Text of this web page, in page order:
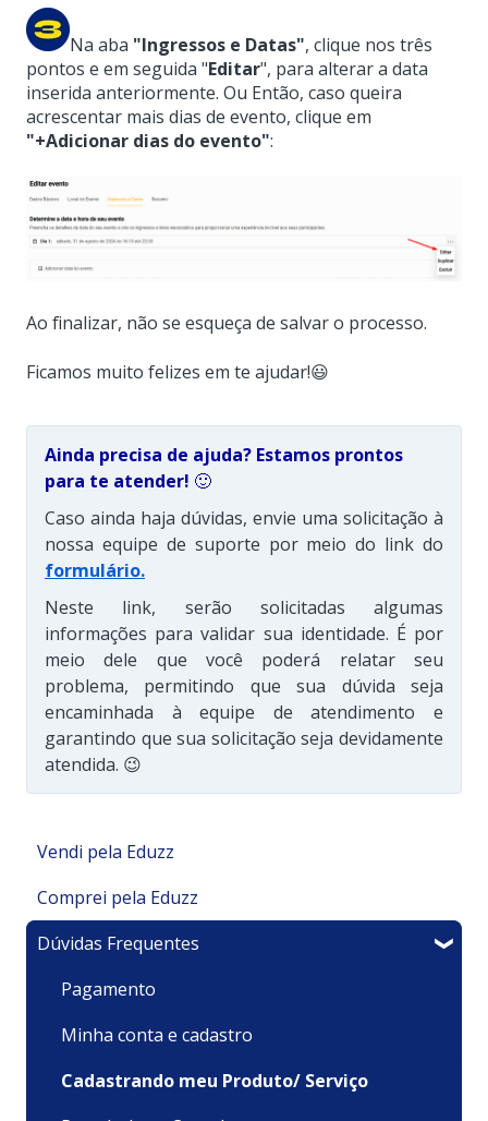
Na aba "Ingressos e Datas", clique nos três
pontos e em seguida "Editar", para alterar a data
inserida anteriormente. Ou Então, caso queira
acrescentar mais dias de evento, clique em
"+Adicionar dias do evento":
Ao finalizar, não se esqueça de salvar o processo.
Ficamos muito felizes em te ajudar!😃
Ainda precisa de ajuda? Estamos prontos
para te atender! 🙂
Caso ainda haja dúvidas, envie uma solicitação à
nossa equipe de suporte por meio do link do
formulário.
Neste link, serão solicitadas algumas
informações para validar sua identidade. É por
meio dele que você poderá relatar seu
problema, permitindo que sua dúvida seja
encaminhada à equipe de atendimento e
garantindo que sua solicitação seja devidamente
atendida. 😉
Vendi pela Eduzz
Minha Área de Membros
Integrações
Financeiro
Meu produto é um Evento
Sou um afiliado
Comprei pela Eduzz
Suporte Técnico
Pagamentos e Faturamento
Minha Conta
Recursos
Dúvidas Frequentes
Pagamento
Minha conta e cadastro
Cadastrando meu Produto/ Serviço